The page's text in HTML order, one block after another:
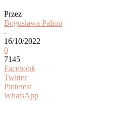
Przez
Bogusława Palion
-
16/10/2022
0
7145
Facebook
Twitter
Pinterest
WhatsApp